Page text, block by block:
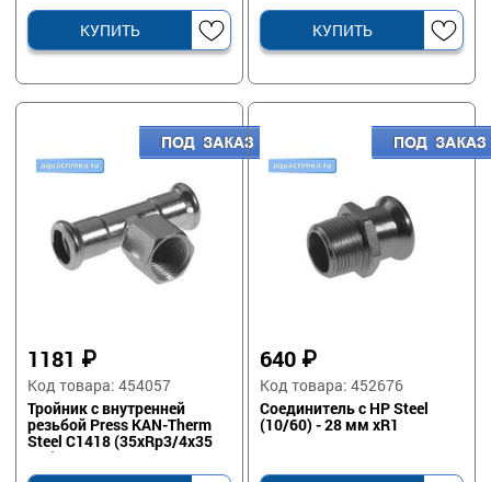
КУПИТЬ
КУПИТЬ
1181 ₽
Код товара: 454057
Тройник с внутренней
резьбой Press KAN-Therm
Steel C1418 (35xRp3/4x35
мм)
640 ₽
Код товара: 452676
Соединитель с НР Steel
(10/60) - 28 мм хR1